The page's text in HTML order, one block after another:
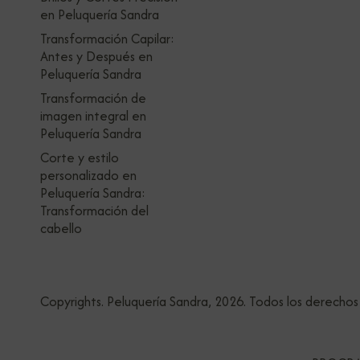
en Peluquería Sandra
Transformación Capilar:
Antes y Después en
Peluquería Sandra
Transformación de
imagen integral en
Peluquería Sandra
Corte y estilo
personalizado en
Peluquería Sandra:
Transformación del
cabello
Copyrights. Peluquería Sandra, 2026. Todos los